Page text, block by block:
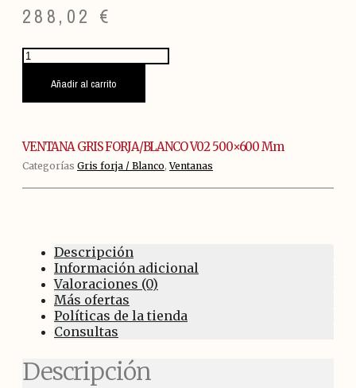
288,02 €
VENTANA
FORJA/BLANCO
cantidad
Añadir al carrito
VENTANA GRIS FORJA/BLANCO V02 500×600 Mm
Categorías Gris forja / Blanco,Ventanas
Descripción
Información adicional
Valoraciones (0)
Más ofertas
Políticas de la tienda
Consultas
Descripción